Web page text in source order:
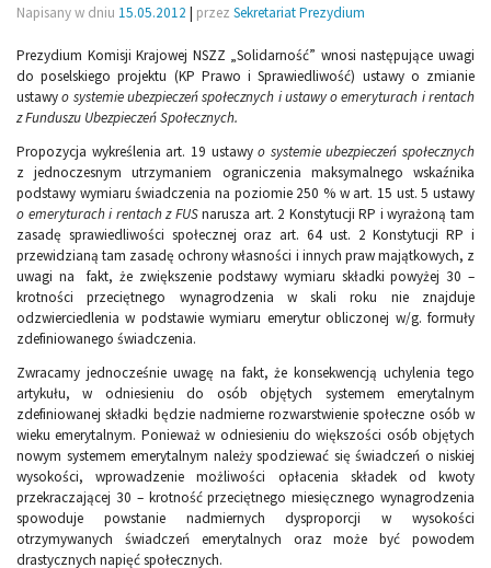
Napisany w dniu 15.05.2012 | przez Sekretariat Prezydium
Prezydium Komisji Krajowej NSZZ „Solidarność” wnosi następujące uwagi
do poselskiego projektu (KP Prawo i Sprawiedliwość) ustawy o zmianie
ustawyo systemie ubezpieczeń społecznych i ustawy o emeryturach i rentach
z Funduszu Ubezpieczeń Społecznych.
Propozycja wykreślenia art. 19 ustawyo systemie ubezpieczeń społecznych
z jednoczesnym utrzymaniem ograniczenia maksymalnego wskaźnika
podstawy wymiaru świadczenia na poziomie 250 % w art. 15 ust. 5 ustawy
o emeryturach i rentach z FUSnarusza art. 2 Konstytucji RP i wyrażoną tam
zasadę sprawiedliwości społecznej oraz art. 64 ust. 2 Konstytucji RP i
przewidzianą tam zasadę ochrony własności i innych praw majątkowych, z
uwagi na fakt, że zwiększenie podstawy wymiaru składki powyżej 30 –
krotności przeciętnego wynagrodzenia w skali roku nie znajduje
odzwierciedlenia w podstawie wymiaru emerytur obliczonej w/g. formuły
zdefiniowanego świadczenia.
Zwracamy jednocześnie uwagę na fakt, że konsekwencją uchylenia tego
artykułu, w odniesieniu do osób objętych systemem emerytalnym
zdefiniowanej składki będzie nadmierne rozwarstwienie społeczne osób w
wieku emerytalnym. Ponieważ w odniesieniu do większości osób objętych
nowym systemem emerytalnym należy spodziewać się świadczeń o niskiej
wysokości, wprowadzenie możliwości opłacenia składek od kwoty
przekraczającej 30 – krotność przeciętnego miesięcznego wynagrodzenia
spowoduje powstanie nadmiernych dysproporcji w wysokości
otrzymywanych świadczeń emerytalnych oraz może być powodem
drastycznych napięć społecznych.